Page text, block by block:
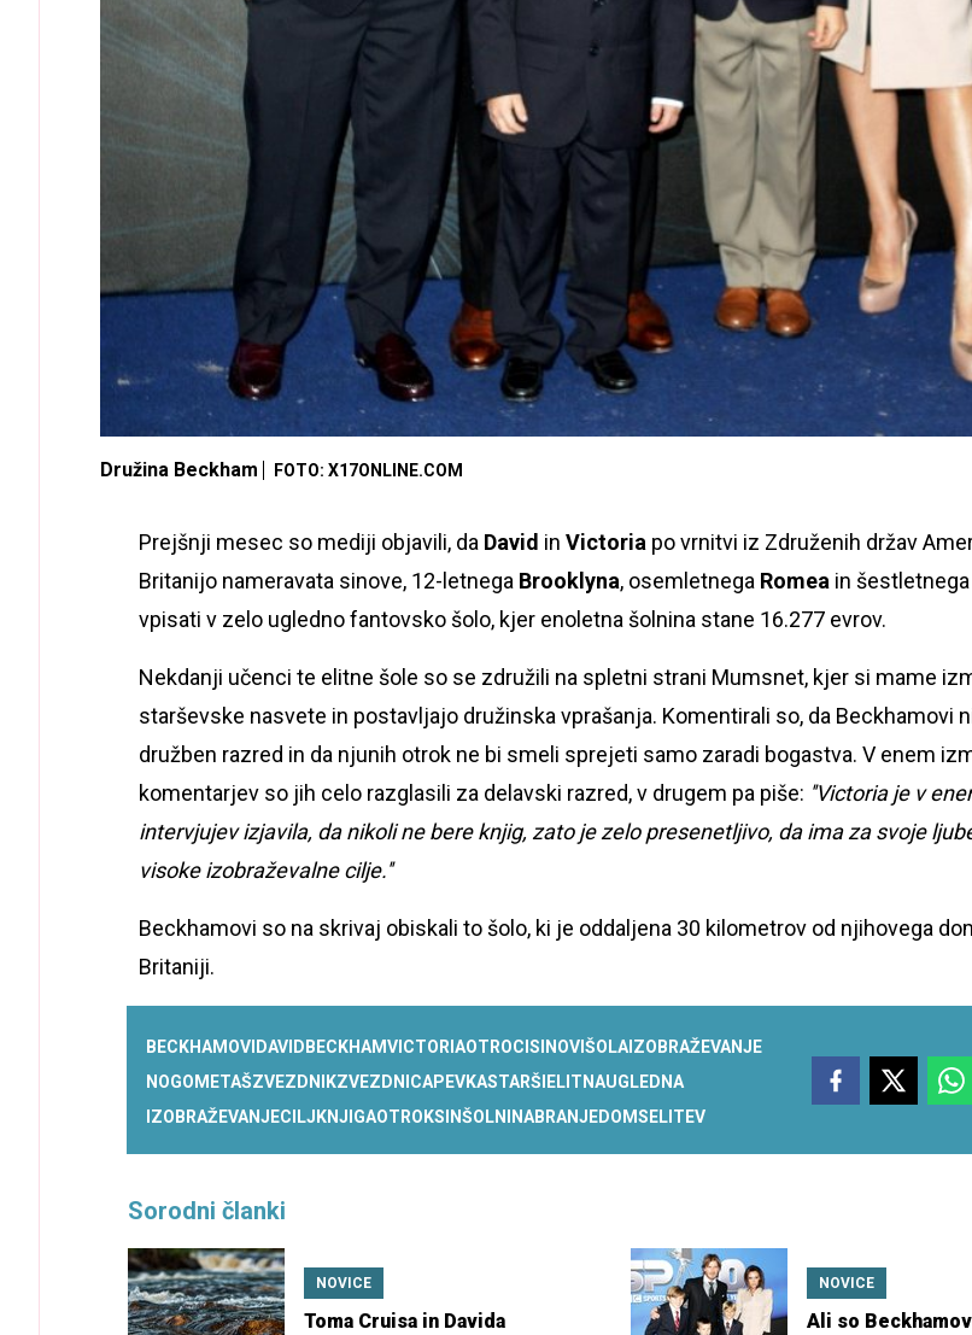
Družina Beckham FOTO: X17ONLINE.COM
Prejšnji mesec so mediji objavili, da David in Victoria po vrnitvi iz Združenih držav
Britanijo nameravata sinove, 12-letnega Brooklyna, osemletnega Romea in šestletnega
vpisati v zelo ugledno fantovsko šolo, kjer enoletna šolnina stane 16.277 evrov.
Nekdanji učenci te elitne šole so se združili na spletni strani Mumsnet, kjer si mame
starševske nasvete in postavljajo družinska vprašanja. Komentirali so, da Beckhamovi
družben razred in da njunih otrok ne bi smeli sprejeti samo zaradi bogastva. V enem
komentarjev so jih celo razglasili za delavski razred, v drugem pa piše: ''Victoria je v
intervjujev izjavila, da nikoli ne bere knjig, zato je zelo presenetljivo, da imaza svoje
visoke izobraževalne cilje.''
Beckhamovi so na skrivaj obiskali to šolo, ki je oddaljena 30 kilometrov od njihovega
Britaniji.
BECKHAMOVI DAVID BECKHAMVICTORIAOTROCI SINOVI ŠOLA IZOBRAŽEVANJE
NOGOMETAŠZVEZDNIKZVEZDNICAPEVKASTARŠI ELITNAUGLEDNA
IZOBRAŽEVANJECILJ KNJIGAOTROKSINŠOLNINABRANJEDOMSELITEV
Sorodni članki
NOVICE
Toma Cruisa in Davida
NOVICE
Ali so